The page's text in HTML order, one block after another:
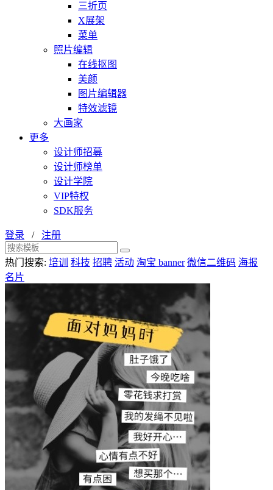
三折页
X展架
菜单
照片编辑
在线抠图
美颜
图片编辑器
特效滤镜
大画家
更多
设计师招募
设计师榜单
设计学院
VIP特权
SDK服务
登录 / 注册
热门搜索: 培训 科技 招聘 活动 淘宝 banner 微信二维码 海报
名片